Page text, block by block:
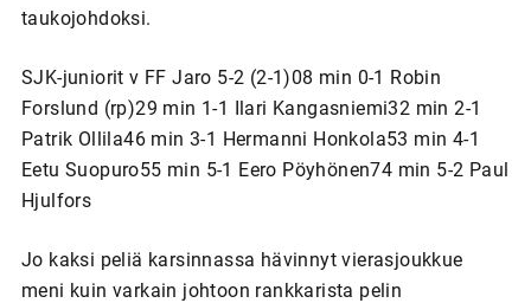
taukojohdoksi.
SJK-juniorit v FF Jaro 5-2 (2-1)08 min 0-1 Robin
Forslund (rp)29 min 1-1 Ilari Kangasniemi32 min 2-1
Patrik Ollila46 min 3-1 Hermanni Honkola53 min 4-1
Eetu Suopuro55 min 5-1 Eero Pöyhönen74 min 5-2 Paul
Hjulfors
Jo kaksi peliä karsinnassa hävinnyt vierasjoukkue
meni kuin varkain johtoon rankkarista pelin